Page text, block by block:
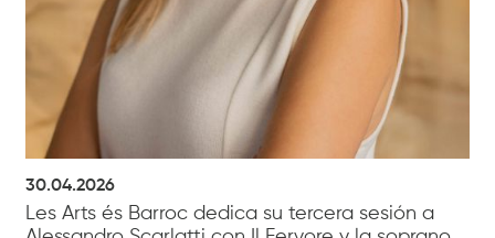
30.04.2026
Les Arts és Barroc dedica su tercera sesión a